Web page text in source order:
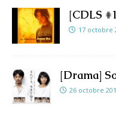
[CDLS
17 octobre
[Drama]
26 octobre